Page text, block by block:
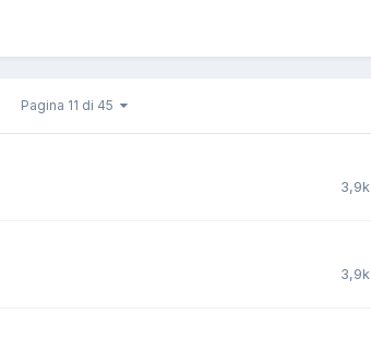
Pagina 11 di 45
3,9k
3,9k